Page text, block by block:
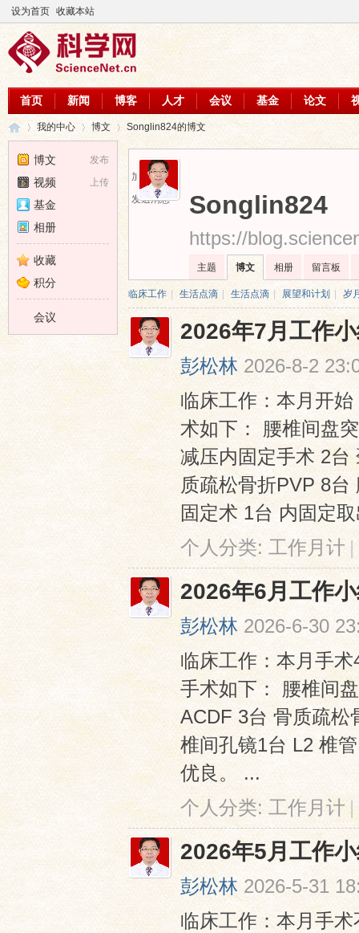
设为首页 收藏本站
首页 新闻 博客 人才 会议 基金 论文
›
我的中心 博文 Songlin824的博文
加为好友
发送消息
Songlin824
https://
主题 博文 相册 留言板
临床工作 生活点滴 生活点滴 展望和计划 岁
2026年7月工作
彭松林 2026-8-2
临床工作：本月开
术如下： 腰椎间盘
减压内固定手术 2台
质疏松骨折PVP 8
固定术 1台 内固定
个人分类: 工作月计 |
2026年6月工作
彭松林 2026-6-30
临床工作：本月手
手术如下： 腰椎间
ACDF 3台 骨质疏松
椎间孔镜1台 L2 椎
优良。 ...
个人分类: 工作月计 |
2026年5月工作
彭松林 2026-5-31
临床工作：本月手
发布
博文
上传
视频
基金
相册
收藏
积分
会议